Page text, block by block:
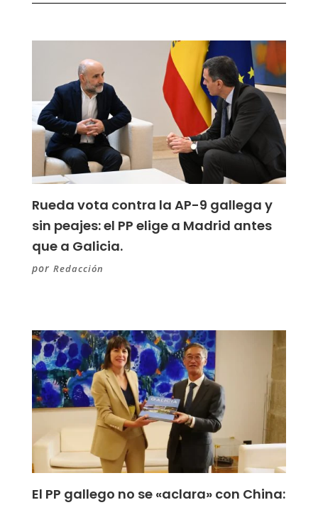
Rueda vota contra la AP-9 gallega y
sin peajes: el PP elige a Madrid antes
que a Galicia.
por Redacción
El PP gallego no se «aclara» con China: